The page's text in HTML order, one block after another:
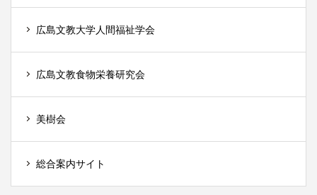
広島文教大学人間福祉学会
広島文教食物栄養研究会
美樹会
総合案内サイト